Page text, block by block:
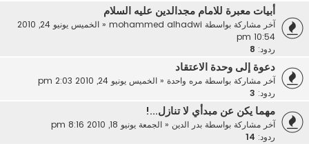
أبيات معبرة للامام مجدالدين عليه السلام
آخر مشاركة بواسطة mohammed alhadwi
«
الخميس يونيو 24, 2010
10:54 pm
ردود: 8
دعوة إلى وحدة الاعتقاد
آخر مشاركة بواسطة مره واحدة« الخميس يونيو 24, 2010 2:03 pm
ردود: 3
مهما يكن عن مبدأي لا تنازل...!
آخر مشاركة بواسطة بدر الدين« الجمعة يونيو 18, 2010 8:16 pm
ردود: 14